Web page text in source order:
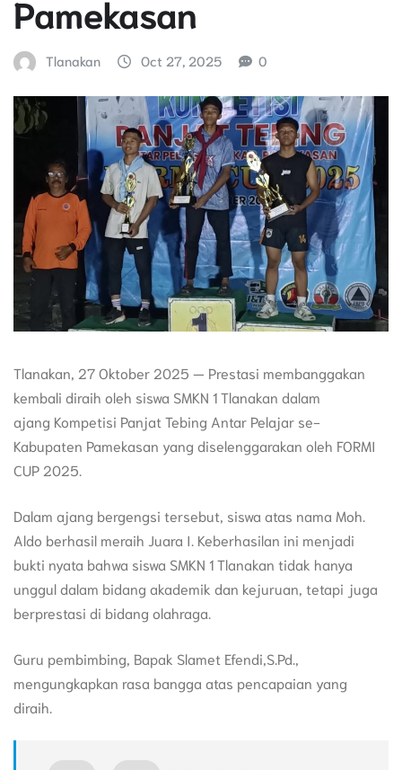
Pamekasan
Tlanakan Oct 27, 2025 0
Tlanakan, 27 Oktober 2025 — Prestasi membanggakan
kembali diraih oleh siswa SMKN 1 Tlanakan dalam
ajang Kompetisi Panjat Tebing Antar Pelajar se-
Kabupaten Pamekasan yang diselenggarakan oleh FORMI
CUP 2025.
Dalam ajang bergengsi tersebut, siswa atas nama Moh.
Aldo berhasil meraih Juara I. Keberhasilan ini menjadi
bukti nyata bahwa siswa SMKN 1 Tlanakan tidak hanya
unggul dalam bidang akademik dan kejuruan, tetapi juga
berprestasi di bidang olahraga.
Guru pembimbing, Bapak Slamet Efendi,S.Pd.,
mengungkapkan rasa bangga atas pencapaian yang
diraih.